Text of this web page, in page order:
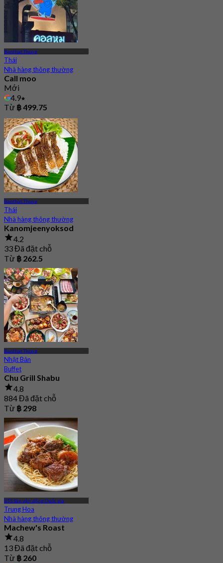
Banthat Thong
Thái
Nhà hàng thông thường
Call moo
Mới
4.9
Từ ฿ 499.75
Banthat Thong
Thái
Nhà hàng thông thường
Kanomjeenyoksod
4.2
33 Đã đặt chỗ
Từ ฿ 262.5
Banthat Thong
Nhật Bản
Buffet
Chu Grill Shabu
4.8
884 Đã đặt chỗ
Từ ฿ 298
BTS Sân vận động Quốc gia
Trung Hoa
Nhà hàng thông thường
Machew's Roast
4.8
13 Đã đặt chỗ
Từ ฿ 260